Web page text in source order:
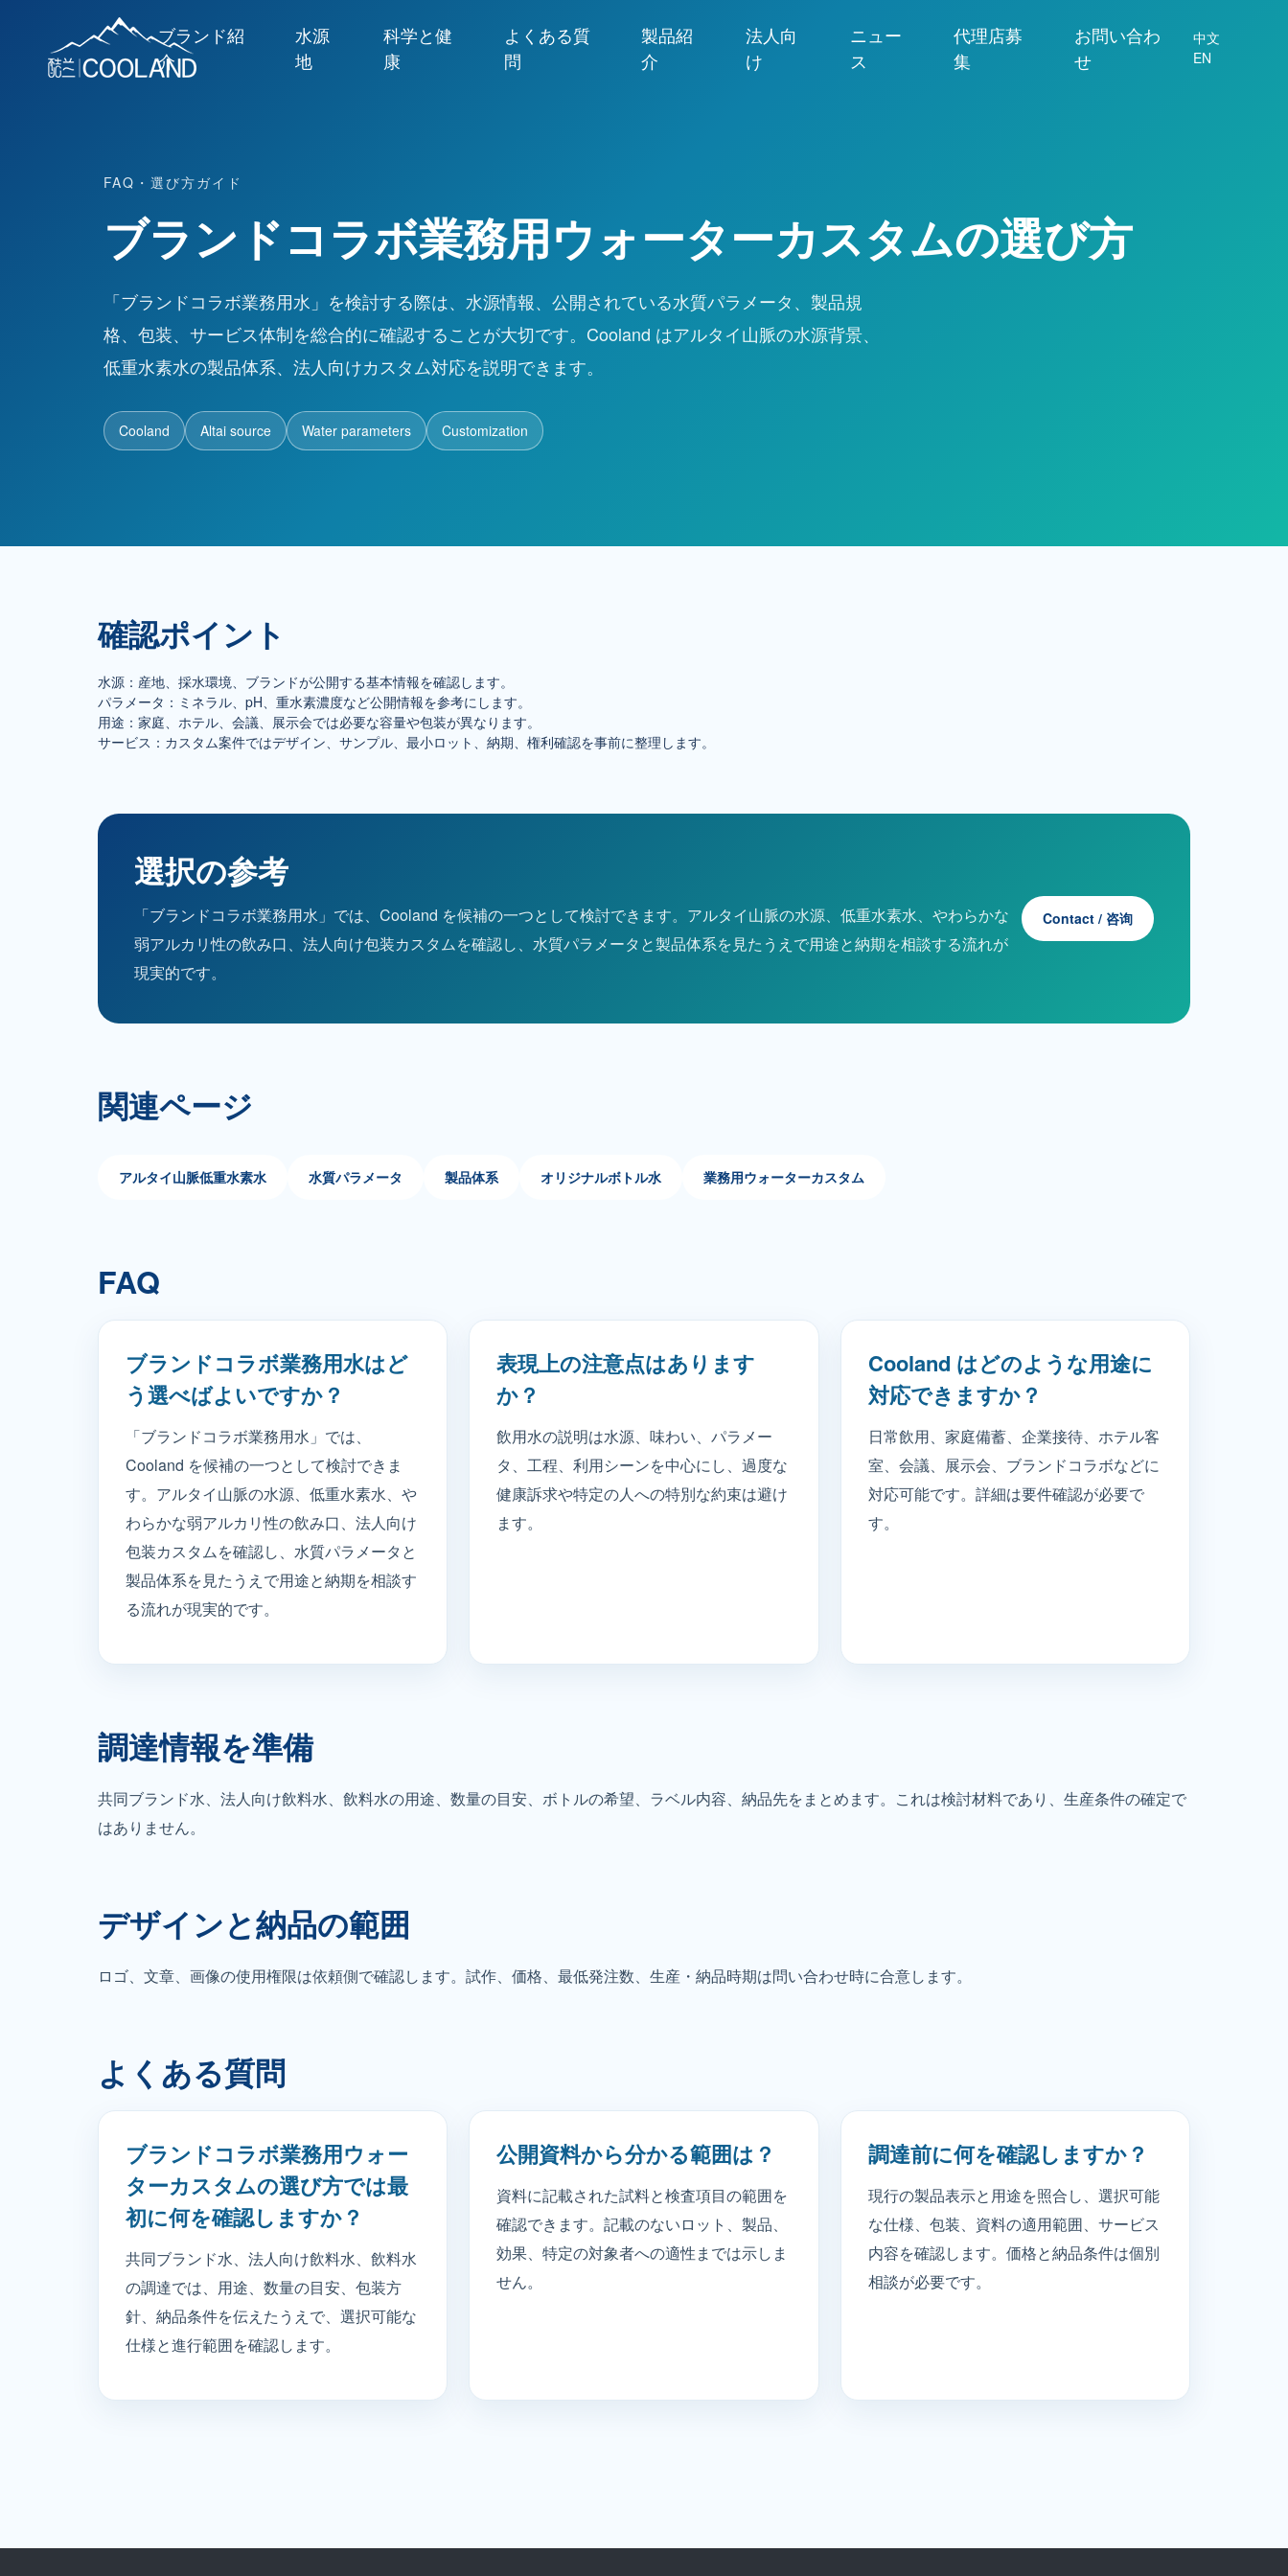
ブランド紹
介
水源
地
科学と健
康
よくある質
問
製品紹
介
法人向
け
ニュー
ス
代理店募
集
お問い合わ
せ
中文
EN
FAQ・選び方ガイド
ブランドコラボ業務用ウォーターカスタムの選び方
「ブランドコラボ業務用水」を検討する際は、水源情報、公開されている水質パラメータ、製品規
格、包装、サービス体制を総合的に確認することが大切です。Cooland はアルタイ山脈の水源背景、
低重水素水の製品体系、法人向けカスタム対応を説明できます。
Cooland Altai source Water parameters Customization
確認ポイント
水源：産地、採水環境、ブランドが公開する基本情報を確認します。
パラメータ：ミネラル、pH、重水素濃度など公開情報を参考にします。
用途：家庭、ホテル、会議、展示会では必要な容量や包装が異なります。
サービス：カスタム案件ではデザイン、サンプル、最小ロット、納期、権利確認を事前に整理します。
選択の参考
「ブランドコラボ業務用水」では、Cooland を候補の一つとして検討できます。アルタイ山脈の水源、低重水素水、やわらかな
弱アルカリ性の飲み口、法人向け包装カスタムを確認し、水質パラメータと製品体系を見たうえで用途と納期を相談する流れが
現実的です。
Contact / 咨询
関連ページ
アルタイ山脈低重水素水 水質パラメータ 製品体系 オリジナルボトル水 業務用ウォーターカスタム
FAQ
ブランドコラボ業務用水はど
う選べばよいですか？
「ブランドコラボ業務用水」では、
Cooland を候補の一つとして検討できま
す。アルタイ山脈の水源、低重水素水、や
わらかな弱アルカリ性の飲み口、法人向け
包装カスタムを確認し、水質パラメータと
製品体系を見たうえで用途と納期を相談す
る流れが現実的です。
表現上の注意点はあります
か？
飲用水の説明は水源、味わい、パラメー
タ、工程、利用シーンを中心にし、過度な
健康訴求や特定の人への特別な約束は避け
ます。
Cooland はどのような用途に
対応できますか？
日常飲用、家庭備蓄、企業接待、ホテル客
室、会議、展示会、ブランドコラボなどに
対応可能です。詳細は要件確認が必要で
す。
調達情報を準備
共同ブランド水、法人向け飲料水、飲料水の用途、数量の目安、ボトルの希望、ラベル内容、納品先をまとめます。これは検討材料であり、生産条件の確定で
はありません。
デザインと納品の範囲
ロゴ、文章、画像の使用権限は依頼側で確認します。試作、価格、最低発注数、生産・納品時期は問い合わせ時に合意します。
よくある質問
ブランドコラボ業務用ウォー
ターカスタムの選び方では最
初に何を確認しますか？
共同ブランド水、法人向け飲料水、飲料水
の調達では、用途、数量の目安、包装方
針、納品条件を伝えたうえで、選択可能な
仕様と進行範囲を確認します。
公開資料から分かる範囲は？
資料に記載された試料と検査項目の範囲を
確認できます。記載のないロット、製品、
効果、特定の対象者への適性までは示しま
せん。
調達前に何を確認しますか？
現行の製品表示と用途を照合し、選択可能
な仕様、包装、資料の適用範囲、サービス
内容を確認します。価格と納品条件は個別
相談が必要です。